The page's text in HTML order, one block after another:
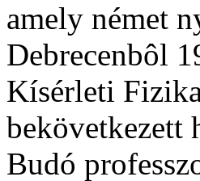
amely német
Debrecenbôl
Kísérleti
bekövetkezett
Budó